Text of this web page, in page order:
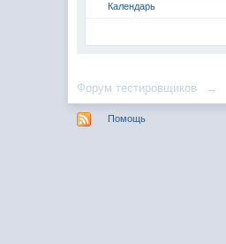
Календарь
Форум тестировщиков →
Помощь